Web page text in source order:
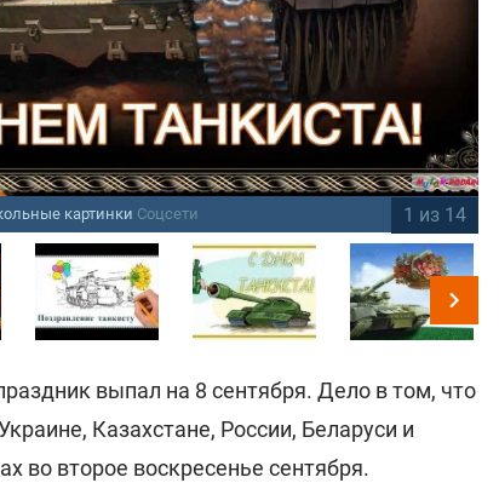
картинки Соцсети 1 из 14
выпал на 8 сентября. Дело в том, что
Казахстане, России, Беларуси и
во второе воскресенье сентября.